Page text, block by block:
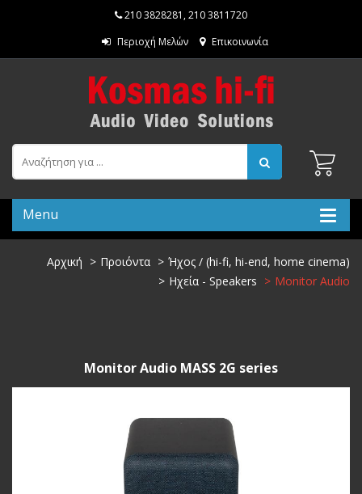
210 3828281 ,210 3811720
Περιοχή Μελών
Επικοινωνία
Menu
Αρχική Προιόντα
Ήχος / (hi-fi, hi-end, home cinema)
Ηχεία - Speakers
Monitor Audio
Monitor Audio MASS 2G series